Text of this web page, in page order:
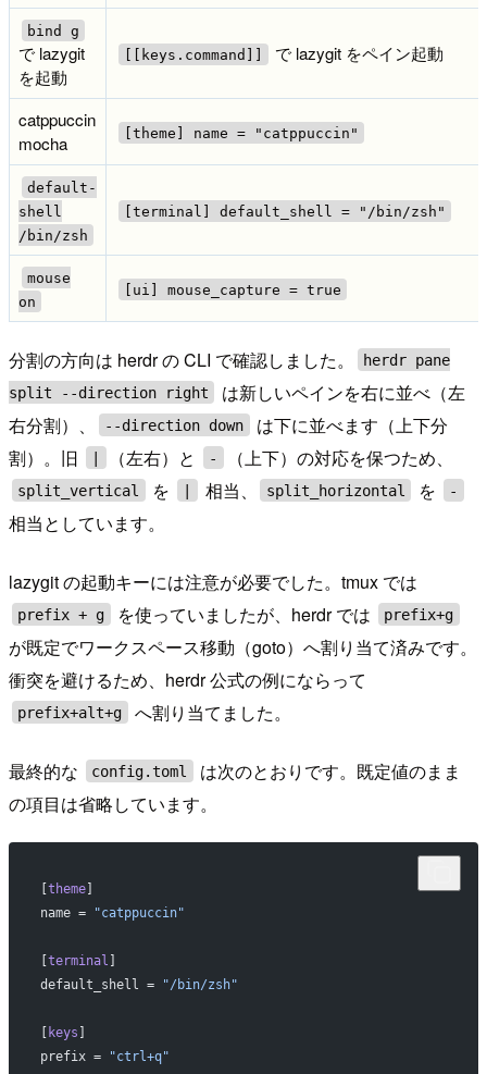
bind g
で lazygit
を起動
[[keys.command]] で lazygit をペイン起動
catppuccin
mocha
[theme] name = "catppuccin"
default-
shell
/bin/zsh
[terminal] default_shell = "/bin/zsh"
mouse
on
[ui] mouse_capture = true
分割の方向は herdr の CLI で確認しました。
herdr pane
split --direction right
は新しいペインを右に並べ（左
右分割）、
--direction down
は下に並べます（上下分
割）。旧
| （左右）と - （上下）の対応を保つため、
split_vertical を | 相当、 split_horizontal を -
相当としています。
lazygit の起動キーには注意が必要でした。tmux では
prefix + g を使っていましたが、herdr では prefix+g
が既定でワークスペース移動（goto）へ割り当て済みです。
衝突を避けるため、herdr 公式の例にならって
prefix+alt+g へ割り当てました。
最終的な config.toml
は次のとおりです。既定値のまま
の項目は省略しています。
theme]
name =
"catppuccin"
terminal
default_shell =
"/bin/zsh"
keys
prefix =
"ctrl+q"